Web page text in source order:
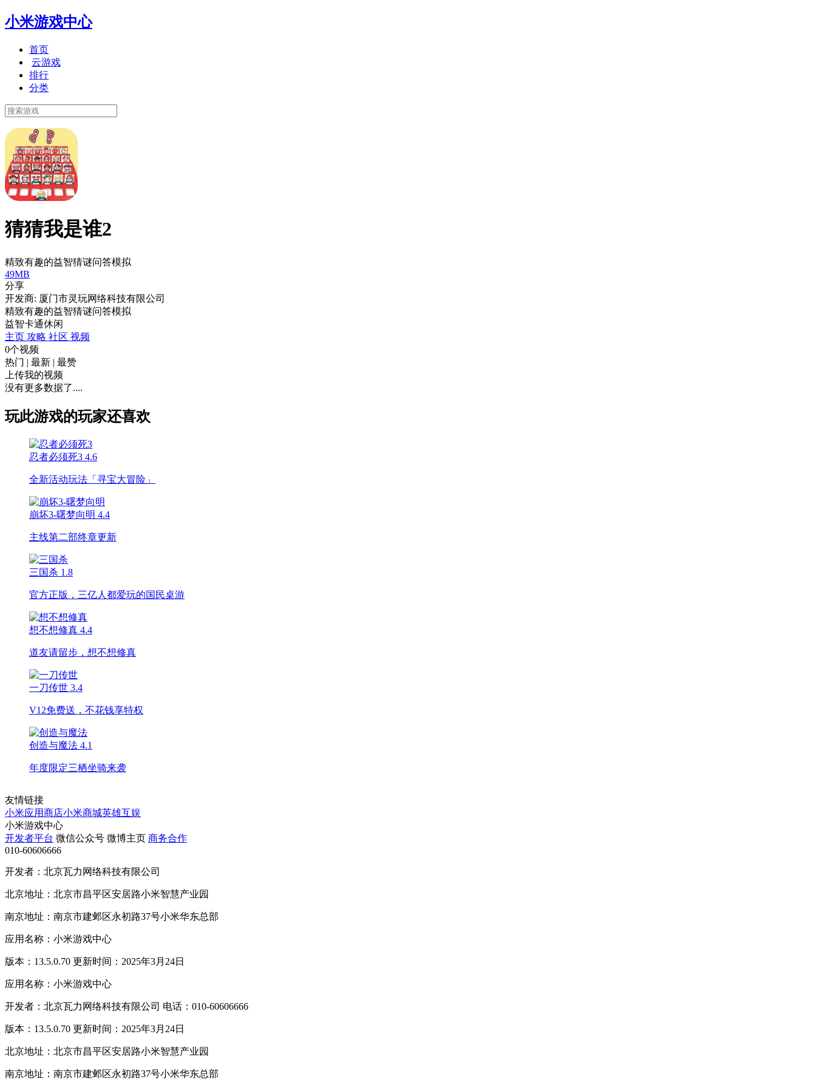
小米游戏中心
首页
云游戏
排行
分类
猜猜我是谁2
精致有趣的益智猜谜问答模拟
49MB
分享
开发商: 厦门市灵玩网络科技有限公司
精致有趣的益智猜谜问答模拟
益智卡通休闲
主页 攻略 社区 视频
0个视频
热门 | 最新 | 最赞
上传我的视频
没有更多数据了....
玩此游戏的玩家还喜欢
忍者必须死3 4.6
全新活动玩法「寻宝大冒险」
崩坏3-曙梦向明 4.4
主线第二部终章更新
三国杀 1.8
官方正版，三亿人都爱玩的国民桌游
想不想修真 4.4
道友请留步，想不想修真
一刀传世 3.4
V12免费送，不花钱享特权
创造与魔法 4.1
年度限定三栖坐骑来袭
友情链接
小米应用商店小米商城英雄互娱
小米游戏中心
开发者平台 微信公众号 微博主页 商务合作
010-60606666
开发者：北京瓦力网络科技有限公司
北京地址：北京市昌平区安居路小米智慧产业园
南京地址：南京市建邺区永初路37号小米华东总部
应用名称：小米游戏中心
版本：13.5.0.70 更新时间：2025年3月24日
应用名称：小米游戏中心
开发者：北京瓦力网络科技有限公司 电话：010-60606666
版本：13.5.0.70 更新时间：2025年3月24日
北京地址：北京市昌平区安居路小米智慧产业园
南京地址：南京市建邺区永初路37号小米华东总部